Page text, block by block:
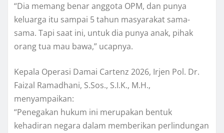
“Dia memang benar anggota OPM, dan punya
keluarga itu sampai 5 tahun masyarakat sama-
sama. Tapi saat ini, untuk dia punya anak, pihak
orang tua mau bawa,” ucapnya.
Kepala Operasi Damai Cartenz 2026, Irjen Pol. Dr.
Faizal Ramadhani, S.Sos., S.I.K., M.H.,
menyampaikan:
“Penegakan hukum ini merupakan bentuk
kehadiran negara dalam memberikan perlindungan